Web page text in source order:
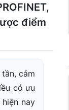
điểm
cảm
có ưu
nay